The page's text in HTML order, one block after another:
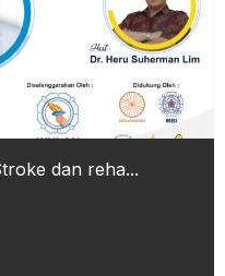
dan reha...